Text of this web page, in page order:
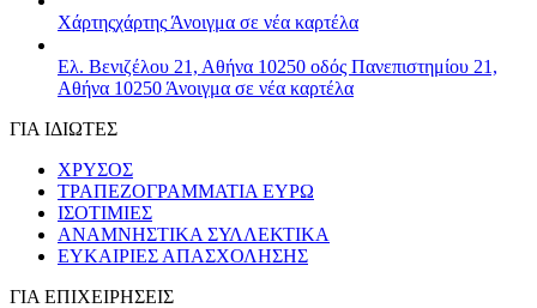
Χάρτηςχάρτης Άνοιγμα σε νέα καρτέλα
Ελ. Βενιζέλου 21, Αθήνα 10250 οδός Πανεπιστημίου 21,
Αθήνα 10250 Άνοιγμα σε νέα καρτέλα
ΓΙΑ ΙΔΙΩΤΕΣ
ΧΡΥΣΟΣ
ΤΡΑΠΕΖΟΓΡΑΜΜΑΤΙΑ ΕΥΡΩ
ΙΣΟΤΙΜΙΕΣ
ΑΝΑΜΝΗΣΤΙΚΑ ΣΥΛΛΕΚΤΙΚΑ
ΕΥΚΑΙΡΙΕΣ ΑΠΑΣΧΟΛΗΣΗΣ
ΓΙΑ ΕΠΙΧΕΙΡΗΣΕΙΣ